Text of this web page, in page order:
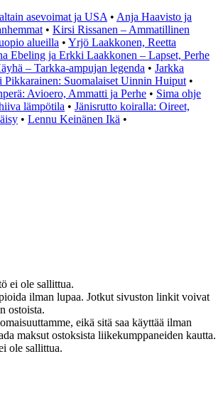
asevoimat ja USA • Anja Haavisto ja
• Kirsi Rissanen – Ammatillinen
alueilla • Yrjö Laakkonen, Reetta
Ebeling ja Erkki Laakkonen – Lapset, Perhe
– Tarkka-ampujan legenda • Jarkka
Pikkarainen: Suomalaiset Uinnin Huiput •
Avioero, Ammatti ja Perhe • Sima ohje
lämpötila • Jänisrutto koiralla: Oireet,
• Lennu Keinänen Ikä •
ei ole sallittua.
ilman lupaa. Jotkut sivuston linkit voivat
ostoista.
eikä sitä saa käyttää ilman
maksut ostoksista liikekumppaneiden kautta.
ole sallittua.